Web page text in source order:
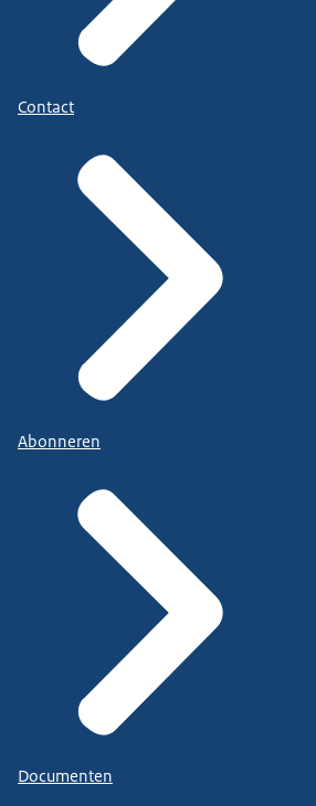
Contact
Abonneren
Documenten